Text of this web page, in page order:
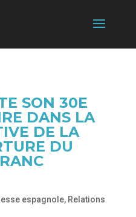
SON 30E
DANS LA
DE LA
DU
espagnole, Relations